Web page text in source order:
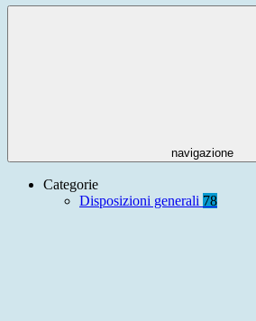
navigazione
Categorie
Disposizioni generali 78